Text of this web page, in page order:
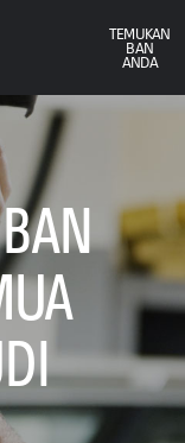
TEMUKAN
BAN
ANDA